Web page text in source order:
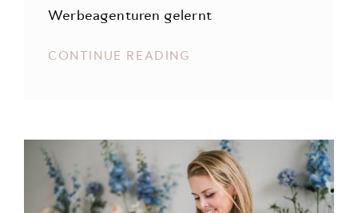
Werbeagenturen gelernt
CONTINUE READING